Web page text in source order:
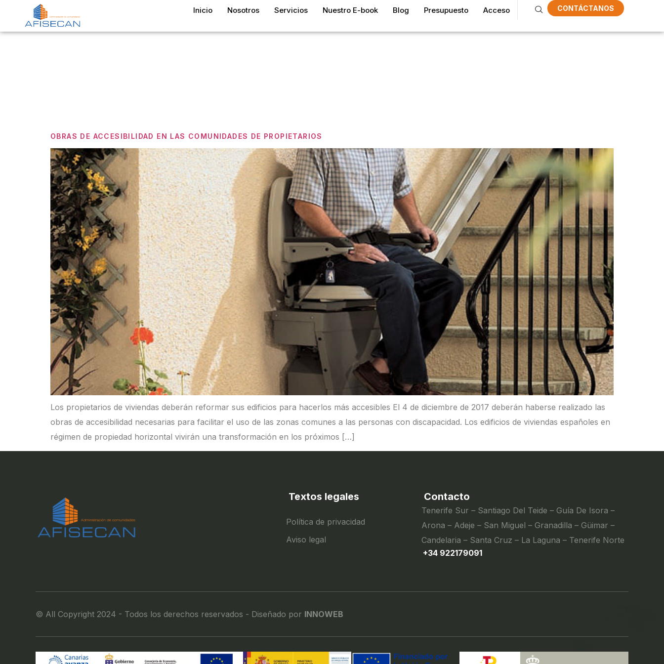
Inicio Nosotros Servicios Nuestro E-book Blog Presupuesto Acceso CONTÁCTANOS
OBRAS DE ACCESIBILIDAD EN LAS COMUNIDADES DE PROPIETARIOS
Los propietarios de viviendas deberán reformar sus edificios para hacerlos más accesibles El 4 de diciembre de 2017 deberán haberse realizado las
obras de accesibilidad necesarias para facilitar el uso de las zonas comunes a las personas con discapacidad. Los edificios de viviendas españoles en
régimen de propiedad horizontal vivirán una transformación en los próximos […]
Textos legales
Política de privacidad
Aviso legal
Contacto
Tenerife Sur – Santiago Del Teide – Guía De Isora –
Arona – Adeje – San Miguel – Granadilla – Güimar –
Candelaria – Santa Cruz – La Laguna – Tenerife Norte
+34 922179091
© All Copyright 2024 - Todos los derechos reservados - Diseñado por INNOWEB